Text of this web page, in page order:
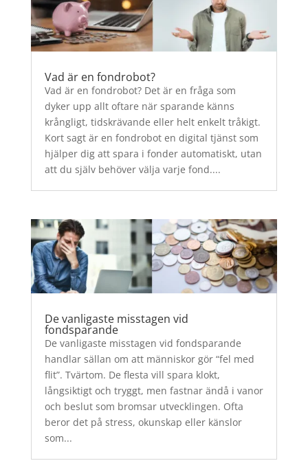
Vad är en fondrobot?
Vad är en fondrobot? Det är en fråga som
dyker upp allt oftare när sparande känns
krångligt, tidskrävande eller helt enkelt tråkigt.
Kort sagt är en fondrobot en digital tjänst som
hjälper dig att spara i fonder automatiskt, utan
att du själv behöver välja varje fond....
De vanligaste misstagen vid
fondsparande
De vanligaste misstagen vid fondsparande
handlar sällan om att människor gör “fel med
flit”. Tvärtom. De flesta vill spara klokt,
långsiktigt och tryggt, men fastnar ändå i vanor
och beslut som bromsar utvecklingen. Ofta
beror det på stress, okunskap eller känslor
som...